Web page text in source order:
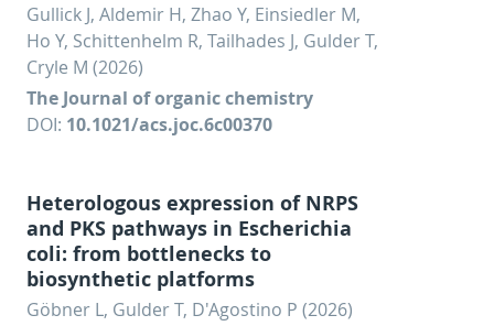
Gullick J, Aldemir H, Zhao Y, Einsiedler M,
Ho Y, Schittenhelm R, Tailhades J, Gulder T,
Cryle M (2026)
The Journal of organic chemistry
DOI: 10.1021/acs.joc.6c00370
Heterologous expression of NRPS
and PKS pathways in Escherichia
coli: from bottlenecks to
biosynthetic platforms
Göbner L, Gulder T, D'Agostino P (2026)